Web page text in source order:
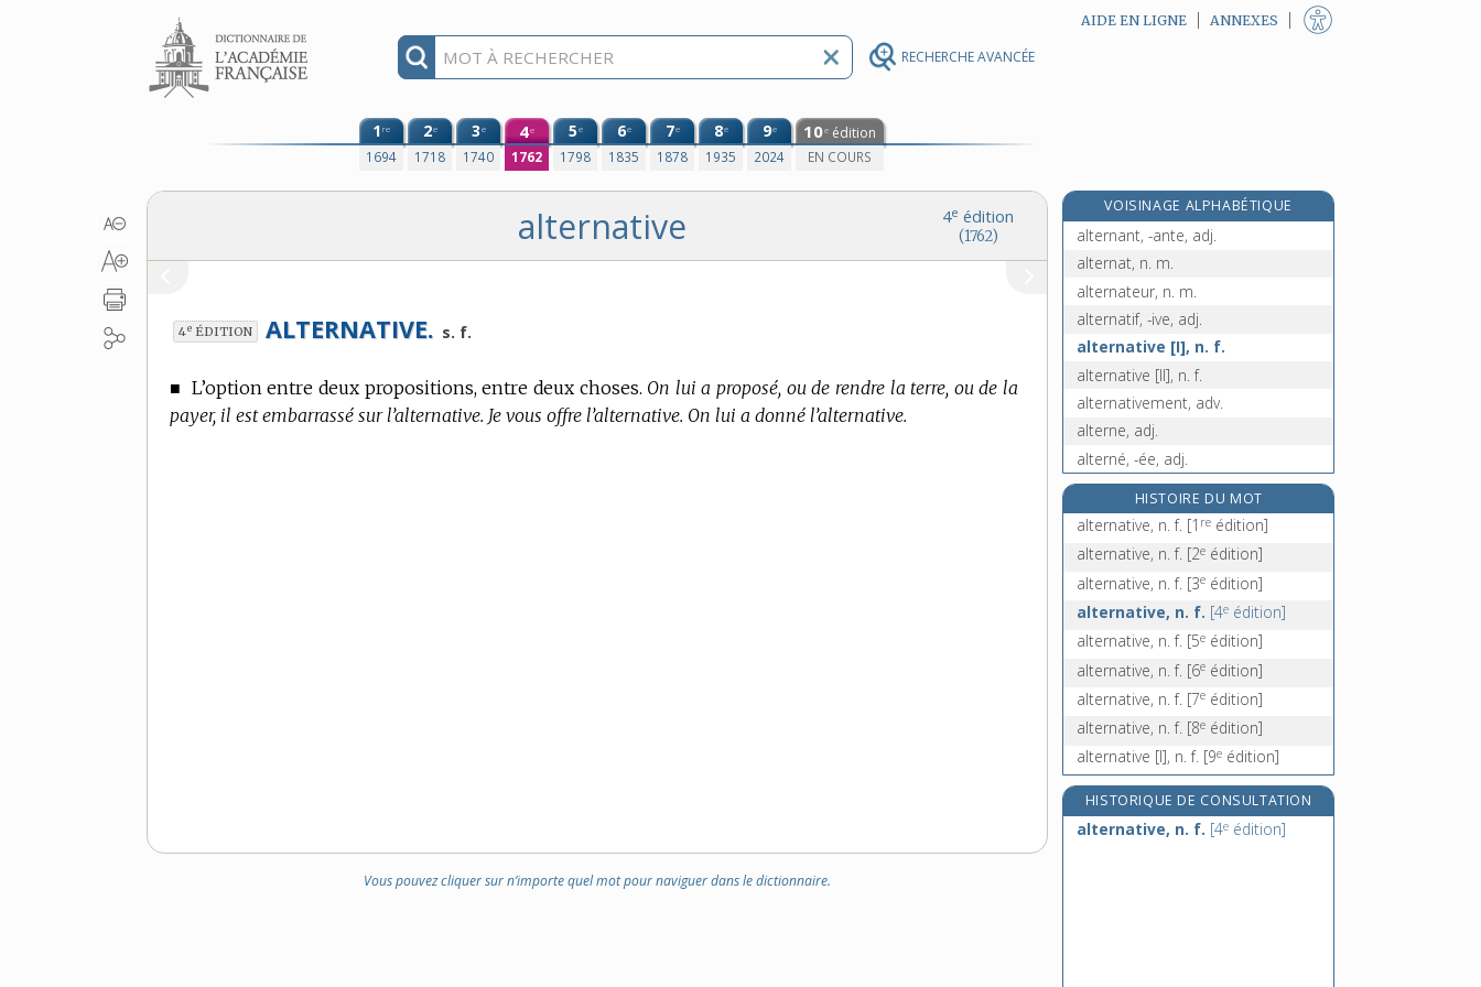
RECHERCHE AVANCÉE
Aller au contenu AIDE EN LIGNE ANNEXES
1re
1694
2e
1718
3e
1740
4e
1762
5e
1798
6e
1835
7e
1878
8e
1935
9e
2024
10e édition
EN COURS
4e édition
(1762)
alternative
4e ÉDITION ALTERNATIVE. s. f.
■ L’option entre deux propositions, entre deux choses. On lui a proposé, ou de rendre la terre, ou de la
payer, il est embarrassé sur l’alternative. Je vous offre l’alternative. On lui a donné l’alternative.
Vous pouvez cliquer sur n’importe quel mot pour naviguer dans le dictionnaire.
VOISINAGE ALPHABÉTIQUE
alternance, n. f.
alternant, -ante, adj.
alternat, n. m.
alternateur, n. m.
alternatif, -ive, adj.
alternative [I], n. f.
alternative [II], n. f.
alternativement, adv.
alterne, adj.
alterné, -ée, adj.
alterner, v. intr. et tr.
altesse, n. f.
altier, -ière, adj.
HISTOIRE DU MOT
alternative, n. f. [1 re édition]
alternative, n. f. [2e édition]
alternative, n. f. [3e édition]
alternative, n. f. [4e édition]
alternative, n. f. [5e édition]
alternative, n. f. [6e édition]
alternative, n. f. [7e édition]
alternative, n. f. [8e édition]
alternative [I], n. f. [9e édition]
HISTORIQUE DE CONSULTATION
alternative, n. f. [4e édition]